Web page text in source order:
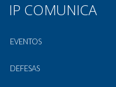
IP COMUNICA
EVENTOS
DEFESAS